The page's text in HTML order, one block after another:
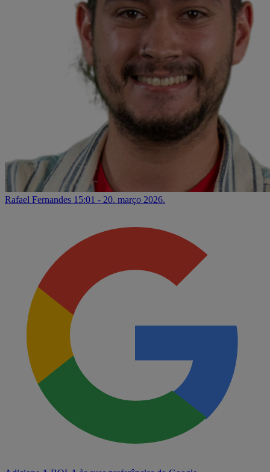
Rafael Fernandes 15:01 - 20. março 2026.